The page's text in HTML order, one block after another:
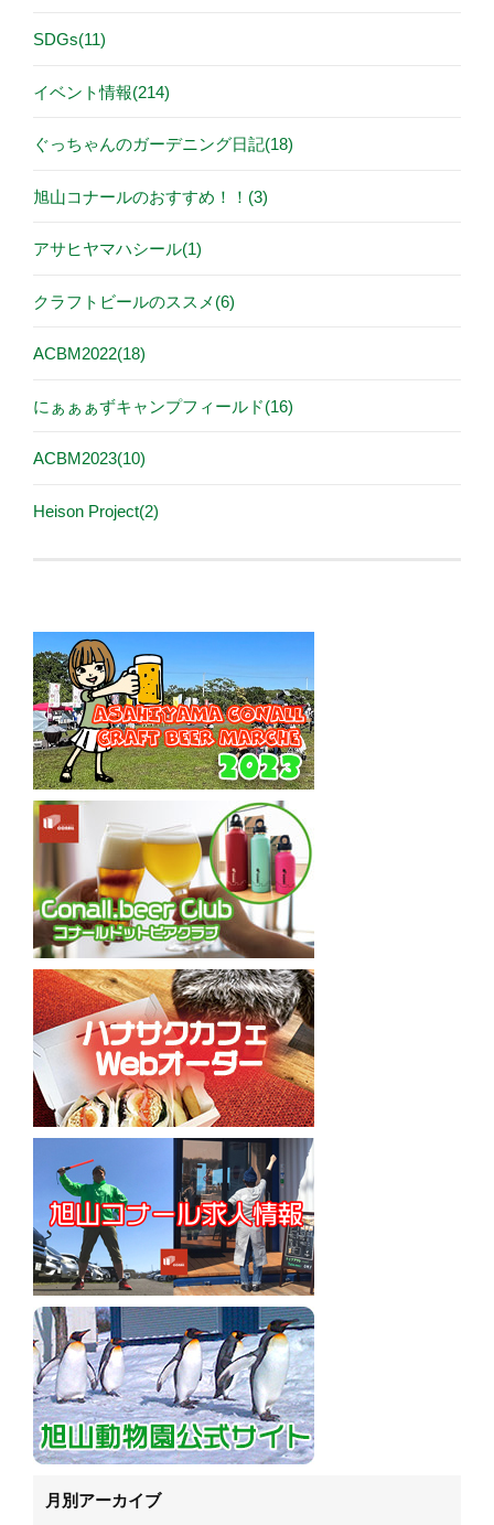
SDGs(11)
イベント情報(214)
ぐっちゃんのガーデニング日記(18)
旭山コナールのおすすめ！！(3)
アサヒヤマハシール(1)
クラフトビールのススメ(6)
ACBM2022(18)
にぁぁぁずキャンプフィールド(16)
ACBM2023(10)
Heison Project(2)
月別アーカイブ